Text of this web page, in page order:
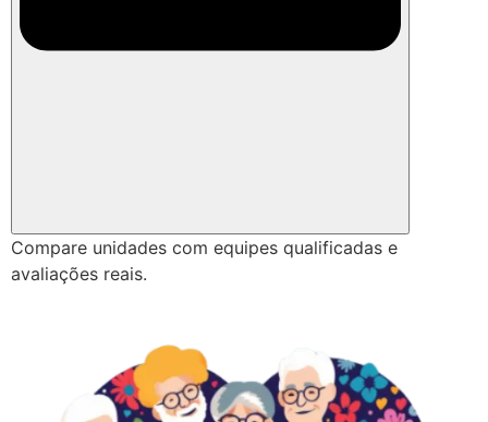
Compare unidades com equipes qualificadas e
avaliações reais.